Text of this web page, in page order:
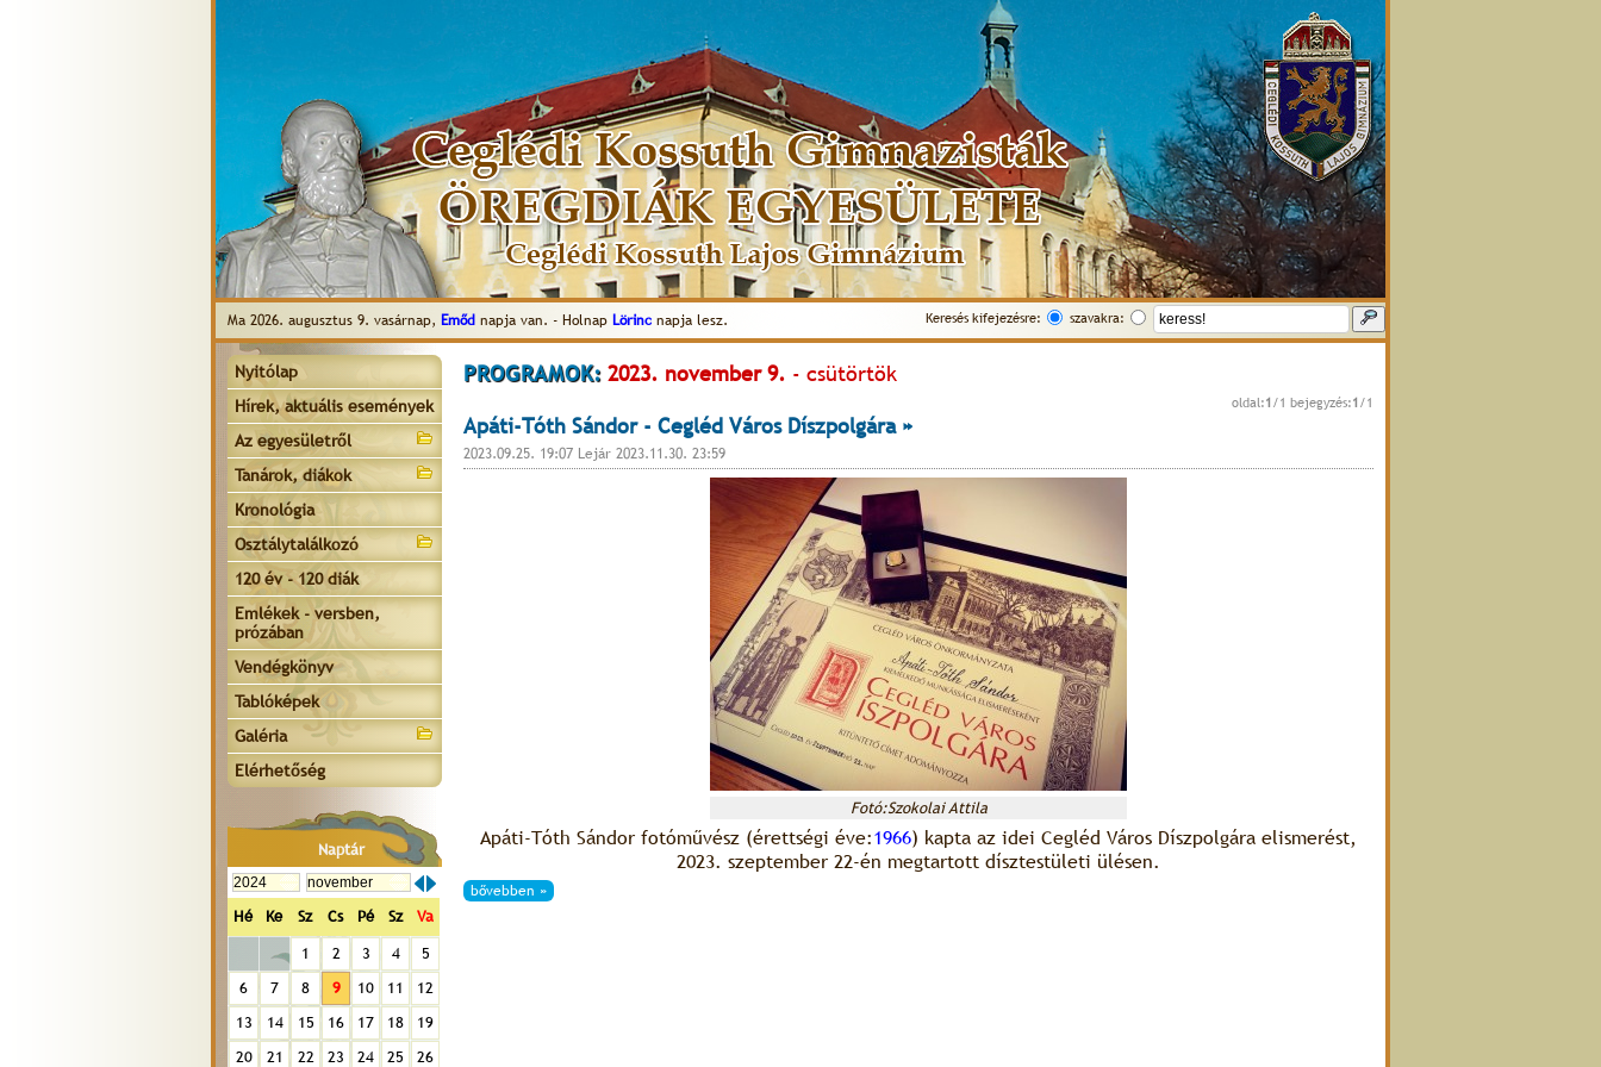
Ma 2026. augusztus 9. vasárnap, Emőd napja van. - Holnap Lörinc napja lesz. Keresés kifejezésre: szavakra:
Nyitólap
Hírek, aktuális események
Az egyesületről
Tanárok, diákok
Kronológia
Osztálytalálkozó
120 év - 120 diák
Emlékek - versben,
prózában
Vendégkönyv
Tablóképek
Galéria
Elérhetőség
Naptár
Hé Ke Sz Cs Pé Sz Va
1 2 3 4
5
6
7 8 9 10 11
12
13
14 15 16 17 18
19
20
21 22 23 24 25 26
PROGRAMOK: 2023. november 9. - csütörtök
oldal:1 /1 bejegyzés:1 /1
Apáti-Tóth Sándor - Cegléd Város Díszpolgára »
2023.09.25. 19:07 Lejár 2023.11.30. 23:59
Fotó:Szokolai Attila
Apáti-Tóth Sándor fotóművész (érettségi éve:1966) kapta az idei Cegléd Város Díszpolgára elismerést,
2023. szeptember 22-én megtartott dísztestületi ülésen.
bővebben »